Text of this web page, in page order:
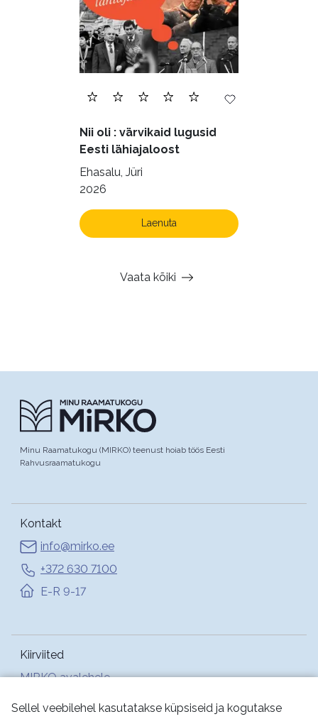
Sellel veebilehel kasutatakse küpsiseid ja kogutakse
Nii oli : värvikaid lugusid
Eesti lähiajaloost
Ehasalu, Jüri
2026
Laenuta
Vaata kõiki
Minu Raamatukogu (MIRKO) teenust hoiab töös Eesti
Rahvusraamatukogu
Kontakt
info@mirko.ee
+372 630 7100
E-R 9-17
Kiirviited
MIRKO avalehele
Abi